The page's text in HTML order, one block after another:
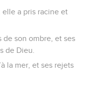
elle a pris racine et
de son ombre, et ses
de Dieu.
la mer, et ses rejets